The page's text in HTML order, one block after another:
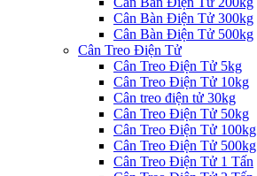
Cân Bàn Điện Tử 300kg
Cân Bàn Điện Tử 500kg
Cân Treo Điện Tử
Cân Treo Điện Tử 5kg
Cân Treo Điện Tử 10kg
Cân treo điện tử 30kg
Cân Treo Điện Tử 50kg
Cân Treo Điện Tử 100kg
Cân Treo Điện Tử 500kg
Cân Treo Điện Tử 1 Tấn